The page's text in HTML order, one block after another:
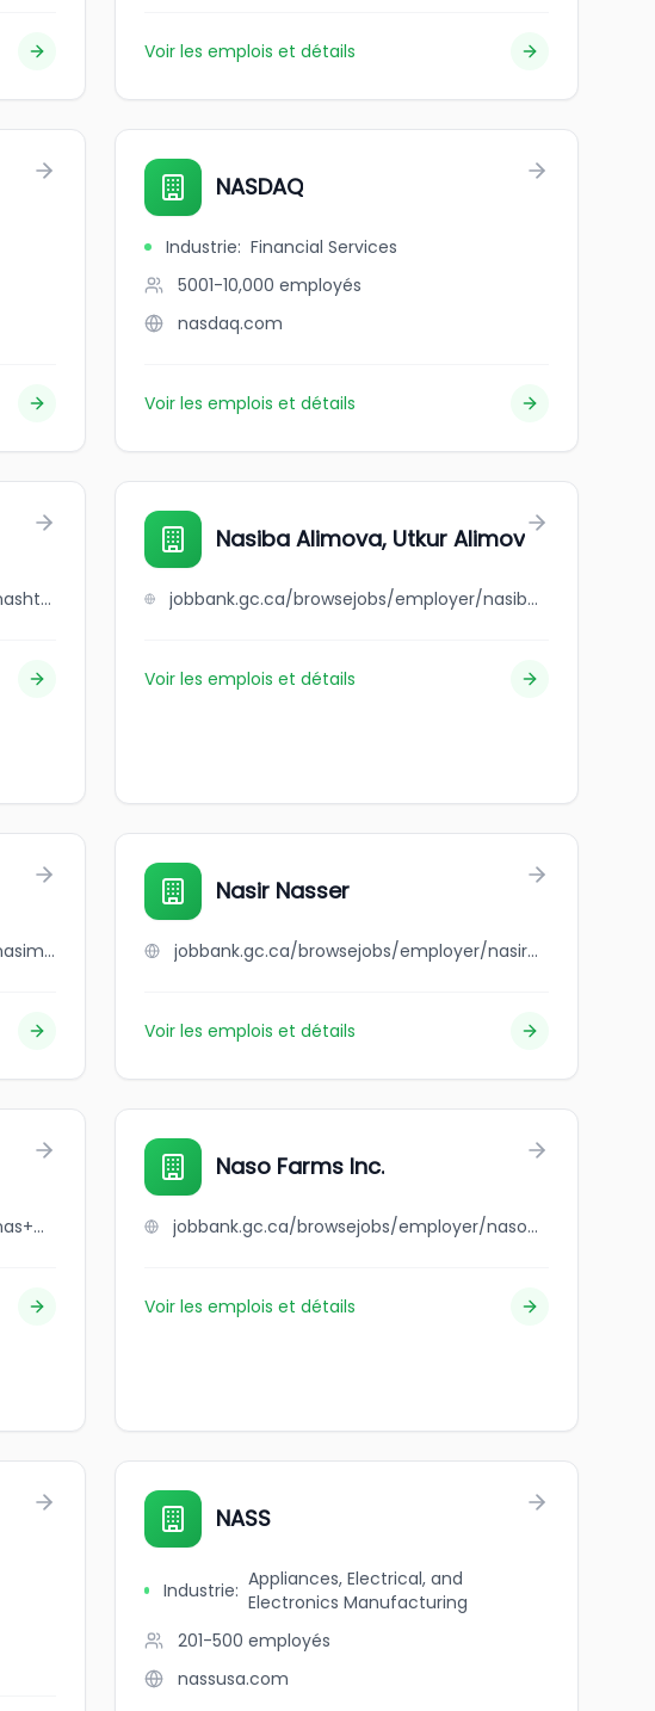
Voir les emplois et détails
NASDAQ
Industrie: Financial Services
5001-10,000 employés
nasdaq.com
Voir les emplois et détails
jobbank.gc.ca/browsejobs/employer/nashtech+canada+inc./ca
Nasiba Alimova, Utkur Alimov
jobbank.gc.ca/browsejobs/employer/nasiba+alimova%2C+utkur+alimov/ca
Voir les emplois et détails
jobbank.gc.ca/browsejobs/employer/nasimbanu+bhimji/ca
Nasir Nasser
jobbank.gc.ca/browsejobs/employer/nasir+nasser/ca
Voir les emplois et détails
jobbank.gc.ca/browsejobs/employer/nas+medical+clinic/ca
Naso Farms Inc.
jobbank.gc.ca/browsejobs/employer/naso+farms+inc./ca
Voir les emplois et détails
NASS
Industrie: Appliances, Electrical, and
Electronics Manufacturing
201-500 employés
nassusa.com